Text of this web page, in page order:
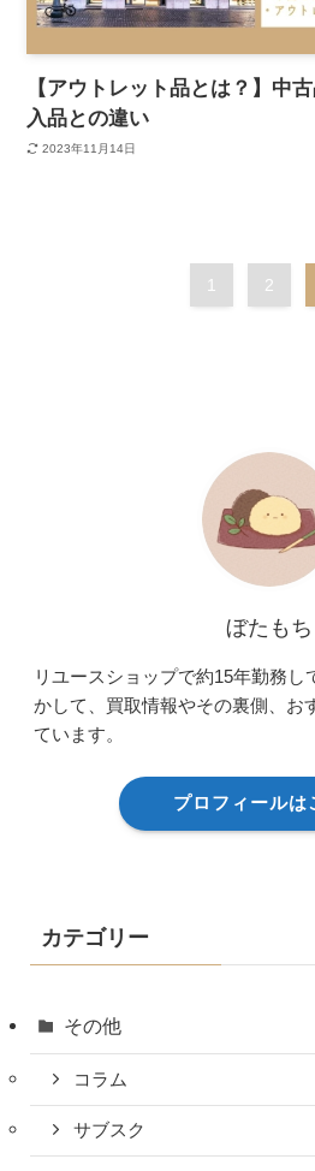
【アウトレット品とは？】中
入品との違い
2023年11月14日
1 2
ぼたもち
リユースショップで約15年勤務
かして、買取情報やその裏側、お
ています。
プロフィールは
カテゴリー
その他
コラム
サブスク